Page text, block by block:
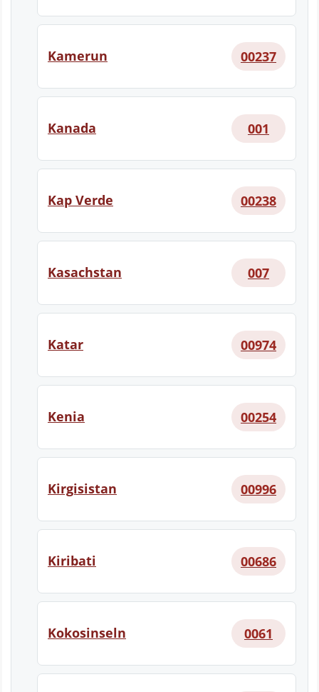
Kamerun 00237
Kanada 001
Kap Verde 00238
Kasachstan 007
Katar 00974
Kenia 00254
Kirgisistan 00996
Kiribati 00686
Kokosinseln 0061